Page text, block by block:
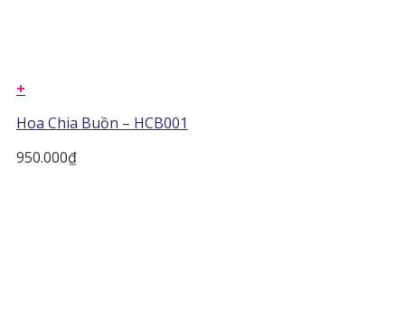
+
Hoa Chia Buồn – HCB001
950.000₫